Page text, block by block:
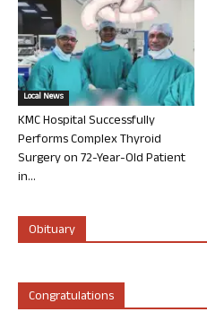
Local News
KMC Hospital Successfully
Performs Complex Thyroid
Surgery on 72-Year-Old Patient
in...
Obituary
Congratulations